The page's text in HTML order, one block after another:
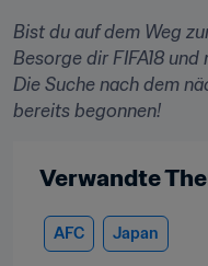
Bist du auf dem Weg
Besorge dir FIFA18
Die Suche nach dem
bereits begonnen!
Verwandte
AFC Japan